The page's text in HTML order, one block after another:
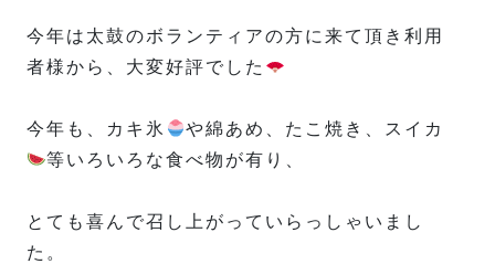
今年は太鼓のボランティアの方に来て頂き利用
者様から、大変好評でした
今年も、カキ氷
や綿あめ、たこ焼き、スイカ
等いろいろな食べ物が有り、
とても喜んで召し上がっていらっしゃいまし
た。